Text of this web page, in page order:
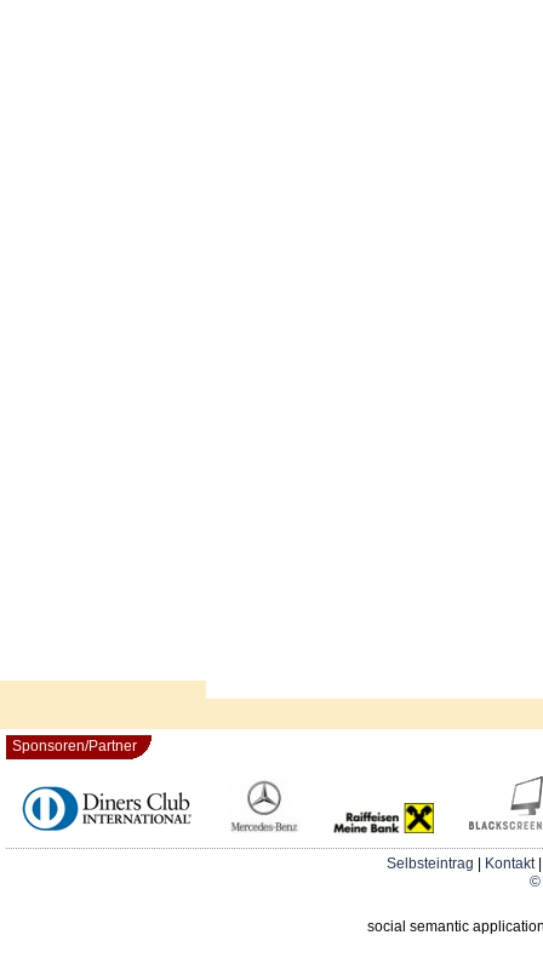
Sponsoren/Partner
Selbsteintrag Kontakt
©
social semantic